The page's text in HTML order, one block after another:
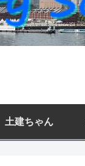
土建ちゃん